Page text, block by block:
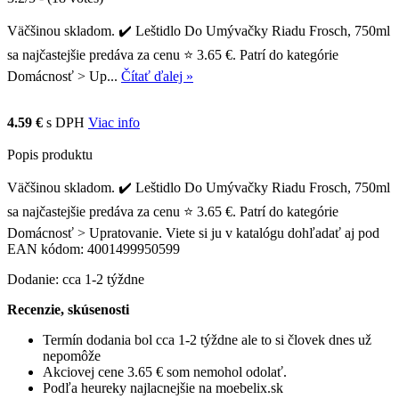
Väčšinou skladom. ✔️ Leštidlo Do Umývačky Riadu Frosch, 750ml
sa najčastejšie predáva za cenu ⭐ 3.65 €. Patrí do kategórie
Domácnosť > Up... Čítať ďalej »
4.59 € s DPH Viac info
Popis produktu
Väčšinou skladom. ✔️ Leštidlo Do Umývačky Riadu Frosch, 750ml
sa najčastejšie predáva za cenu ⭐ 3.65 €. Patrí do kategórie
Domácnosť > Upratovanie. Viete si ju v katalógu dohľadať aj pod
EAN kódom: 4001499950599
Dodanie: cca 1-2 týždne
Recenzie, skúsenosti
Termín dodania bol cca 1-2 týždne ale to si človek dnes už
nepomôže
Akciovej cene 3.65 € som nemohol odolať.
Podľa heureky najlacnejšie na moebelix.sk